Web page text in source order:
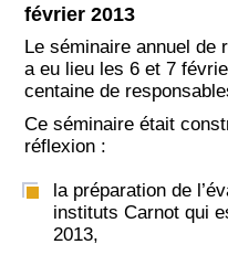
février 2013
Le séminaire annuel de
a eu lieu les 6 et 7
centaine de
Ce séminaire était
réflexion :
la préparation de
instituts Carnot qui
2013,